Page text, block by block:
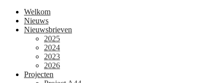
Welkom
Nieuws
Nieuwsbrieven
2025
2024
2023
2026
Projecten